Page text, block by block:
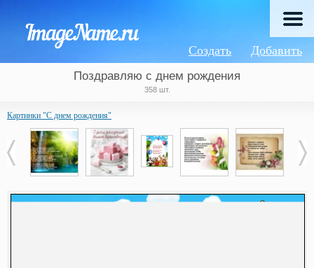
Добавить
Создать
Поздравляю с днем рождения
358 шт.
Картинки "С днем рождения"